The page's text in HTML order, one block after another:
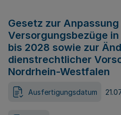
Gesetz zur
Versorgungsbezüge
bis 2028 sowie zur
dienstrechtlicher
Nordrhein-Westfalen
Ausfertigungsdatum